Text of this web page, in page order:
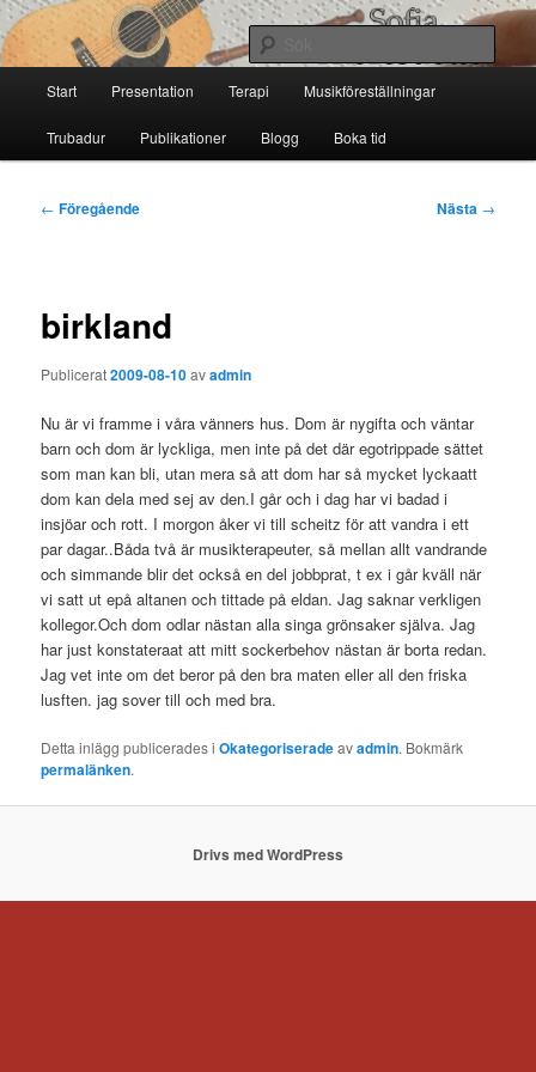
Hoppa
till
primärt
innehållSofia Thoresdotter
Start Presentation Terapi Musikföreställningar
Trubadur Publikationer Blogg Boka tid
Inläggsnavigering
← Föregående Nästa →
birkland
Publicerat2009-08-10avadmin
Nu är vi framme i våra vänners hus. Dom är nygifta och väntar
barn och dom är lyckliga, men inte på det där egotrippade sättet
som man kan bli, utan mera så att dom har så mycket lyckaatt
dom kan dela med sej av den.I går och i dag har vi badad i
insjöar och rott. I morgon åker vi till scheitz för att vandra i ett
par dagar..Båda två är musikterapeuter, så mellan allt vandrande
och simmande blir det också en del jobbprat, t ex i går kväll när
vi satt ut epå altanen och tittade på eldan. Jag saknar verkligen
kollegor.Och dom odlar nästan alla singa grönsaker själva. Jag
har just konstateraat att mitt sockerbehov nästan är borta redan.
Jag vet inte om det beror på den bra maten eller all den friska
lusften. jag sover till och med bra.
Detta inlägg publicerades iOkategoriseradeavadmin. Bokmärk
permalänken.
Drivs med WordPress